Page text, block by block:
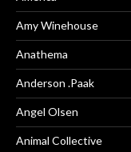
Amy Winehouse
Anathema
Anderson .Paak
Angel Olsen
Animal Collective